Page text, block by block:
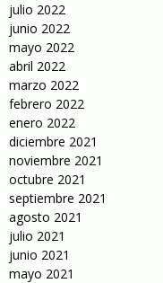
julio 2022
junio 2022
mayo 2022
abril 2022
marzo 2022
febrero 2022
enero 2022
diciembre 2021
noviembre 2021
octubre 2021
septiembre 2021
agosto 2021
julio 2021
junio 2021
mayo 2021